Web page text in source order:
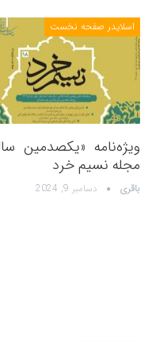
اسلایدر صفحه نخست
ویژه‌نامه «یکصدمین
مجله نسیم خرد
باقری دسامبر 9, 2024